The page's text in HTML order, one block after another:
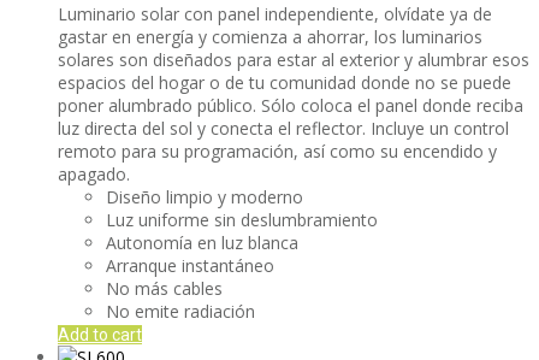
Luminario solar con panel independiente, olvídate ya de
gastar en energía y comienza a ahorrar, los luminarios
solares son diseñados para estar al exterior y alumbrar esos
espacios del hogar o de tu comunidad donde no se puede
poner alumbrado público. Sólo coloca el panel donde reciba
luz directa del sol y conecta el reflector. Incluye un control
remoto para su programación, así como su encendido y
apagado.
Diseño limpio y moderno
Luz uniforme sin deslumbramiento
Autonomía en luz blanca
Arranque instantáneo
No más cables
No emite radiación
Add to cart